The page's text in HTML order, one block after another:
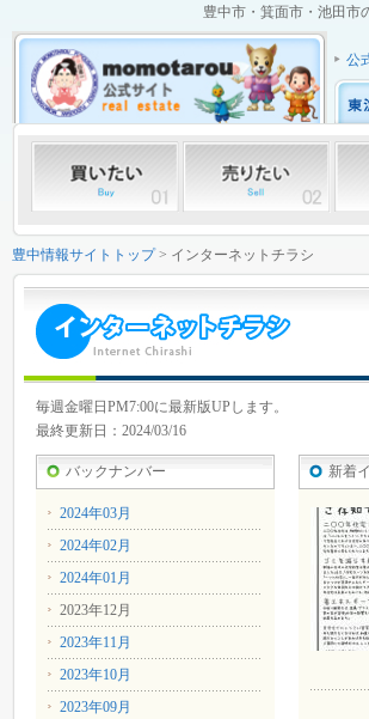
豊中市・箕面市・池田市
公
豊中情報サイトトップ> インターネットチラシ
毎週金曜日PM7:00に最新版UPします。
最終更新日：2024/03/16
バックナンバー
2024年03月
2024年02月
2024年01月
2023年12月
2023年11月
2023年10月
2023年09月
新着